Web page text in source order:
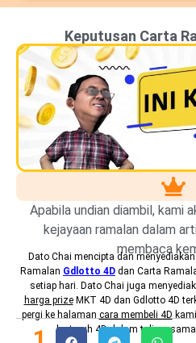
Keputusan Carta
Apabila undian diambil, kami
kejayaan ramalan dalam
membaca
Dato Chai mencipta dan menyediakan
Ramalan Gdlotto 4D dan Carta
setiap hari. Dato Chai juga
harga prizeMKT 4D dan Gdlotto 4D
pergi ke halaman cara membeli 4D
bertaruh 4D dalam talian,